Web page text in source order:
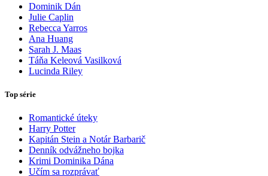
Dominik Dán
Julie Caplin
Rebecca Yarros
Ana Huang
Sarah J. Maas
Táňa Keleová Vasilková
Lucinda Riley
Top série
Romantické úteky
Harry Potter
Kapitán Stein a Notár Barbarič
Denník odvážneho bojka
Krimi Dominika Dána
Učím sa rozprávať